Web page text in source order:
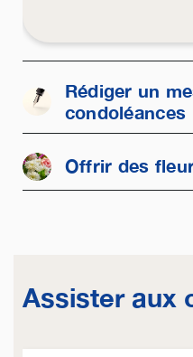
Rédiger un
condoléances
Offrir des
Assister aux